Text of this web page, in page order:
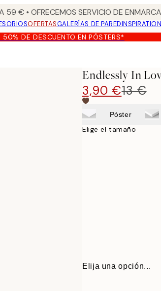
59 € • OFRECEMOS SERVICIO DE
OFERTASGALERÍAS DE PARED
DE DESCUENTO EN PÓSTERS*
Endlessly In
3,90 €13 €
Póster
Elige el tamaño
Elija una opción...